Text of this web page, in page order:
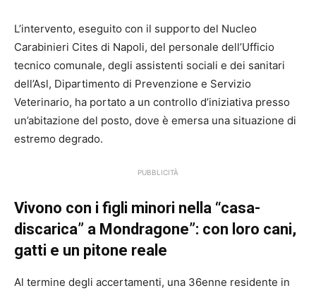
L’intervento, eseguito con il supporto del Nucleo
Carabinieri Cites di Napoli, del personale dell’Ufficio
tecnico comunale, degli assistenti sociali e dei sanitari
dell’Asl, Dipartimento di Prevenzione e Servizio
Veterinario, ha portato a un controllo d’iniziativa presso
un’abitazione del posto, dove è emersa una situazione di
estremo degrado.
PUBBLICITÀ
Vivono con i figli minori nella “casa-
discarica” a Mondragone”: con loro cani,
gatti e un pitone reale
Al termine degli accertamenti, una 36enne residente in